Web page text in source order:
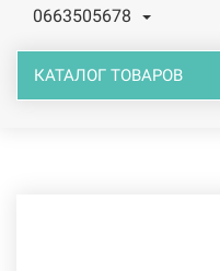
0663505678
КАТАЛОГ ТОВАРОВ